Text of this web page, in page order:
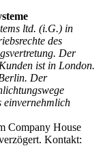
ltd. (i.G.) in
des
Der
ist in London.
Der
einvernehmlich
Company House
Kontakt: